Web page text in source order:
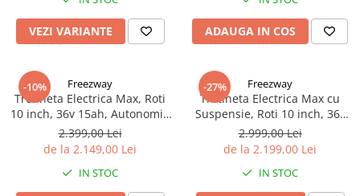
Furci / mânere principale &
secundare
Crickuri / suporturi parcare
Suspensii & amortizoare
Transmisii & lanțuri
Claxoane / sonerii (timbres)
VEZI VARIANTE ADAUGA IN COS
-10% Freezway
Trotineta Electrica Max, Roti
10 inch, 36v 15ah, Autonomie
40-60km
2.399,00 Lei
de la 2.149,00 Lei
IN STOC
-27% Freezway
Trotineta Electrica Max cu
Suspensie, Roti 10 inch, 36v
15ah, Autonomie 40-60km
2.999,00 Lei
de la 2.199,00 Lei
IN STOC